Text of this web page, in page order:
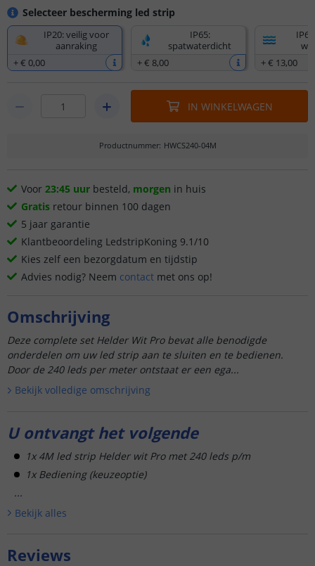
Selecteer bescherming led strip
IP20: veilig voor
aanraking
+€ 0,00
IP65:
spatwaterdicht
+€ 8,00
+€ 13,00
IN WINKELWAGEN
Productnummer: HWCS240-04M
Voor 23:45 uur besteld, morgen in huis
Gratis retour binnen 100 dagen
5 jaar garantie
Klantbeoordeling LedstripKoning 9.1/10
Kies zelf een bezorgdatum en tijdstip
Advies nodig? Neem contact met ons op!
Omschrijving
Deze complete set Helder Wit Pro bevat alle benodigde
onderdelen om uw led strip aan te sluiten en te bedienen.
Door de 240 leds per meter ontstaat er een ega...
Bekijk volledige omschrijving
U ontvangt het volgende
1x 4M led strip Helder wit Pro met 240 leds p/m
1x Bediening (keuzeoptie)
...
Bekijk alles
Reviews